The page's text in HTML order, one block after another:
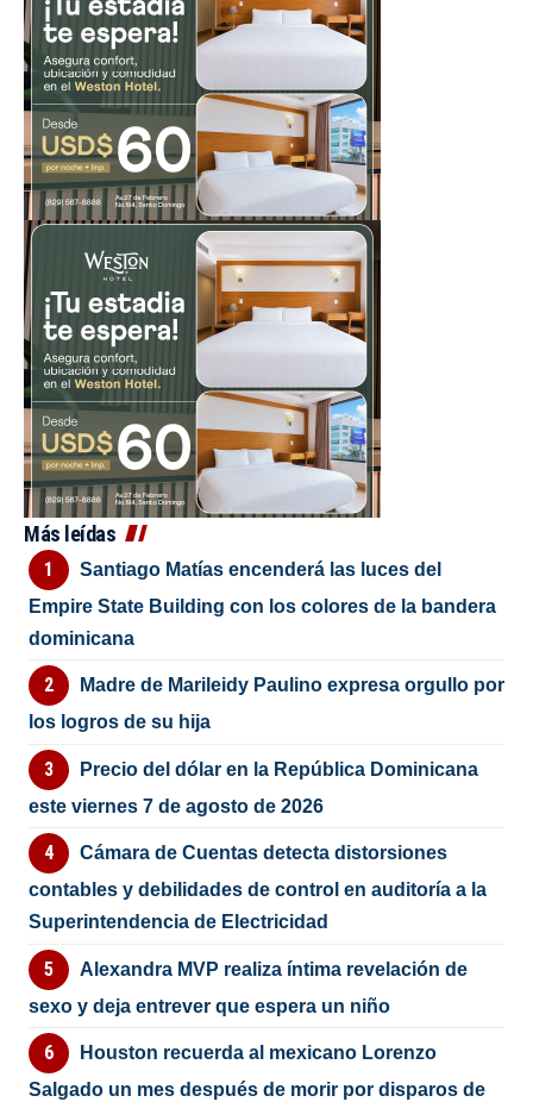
Más leídas
Santiago Matías encenderá las luces del
Empire State Building con los colores de la bandera
dominicana
Madre de Marileidy Paulino expresa orgullo por
los logros de su hija
Precio del dólar en la República Dominicana
este viernes 7 de agosto de 2026
Cámara de Cuentas detecta distorsiones
contables y debilidades de control en auditoría a la
Superintendencia de Electricidad
Alexandra MVP realiza íntima revelación de
sexo y deja entrever que espera un niño
Houston recuerda al mexicano Lorenzo
Salgado un mes después de morir por disparos de